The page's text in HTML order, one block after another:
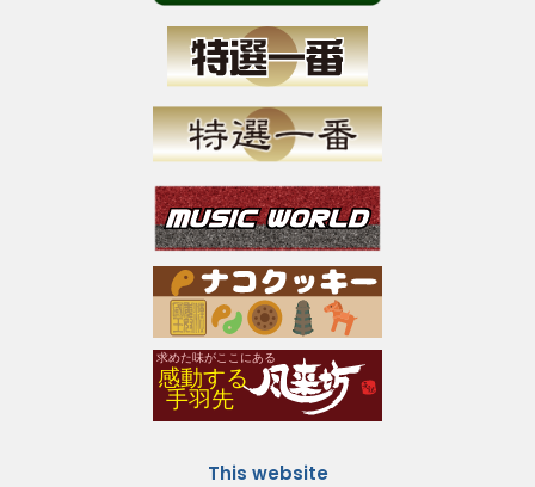
This website